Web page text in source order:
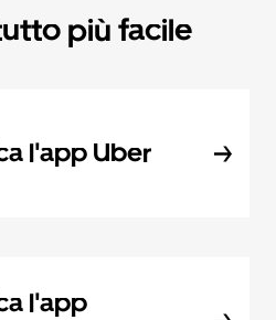
più facile
l'app Uber
l'app